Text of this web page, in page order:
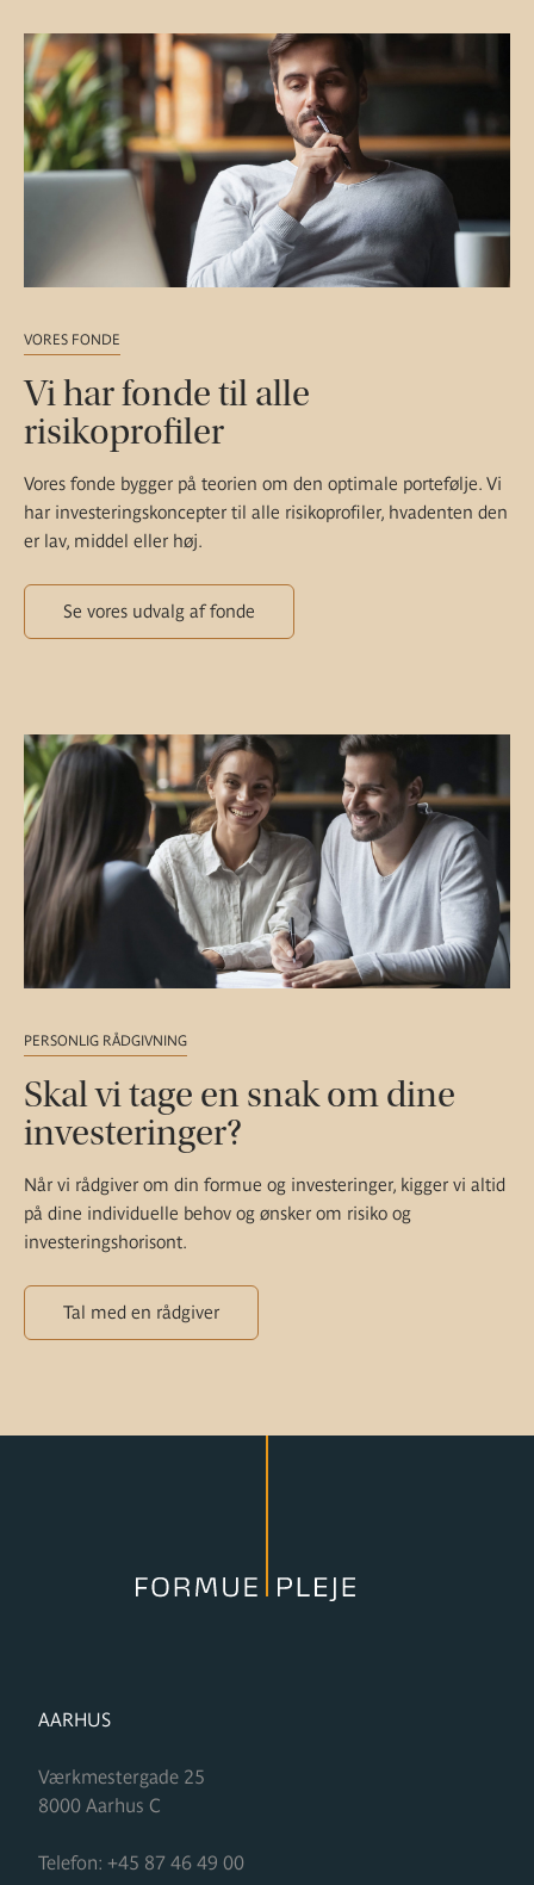
VORES FONDE
Vi har fonde til alle
risikoprofiler
Vores fonde bygger på teorien om den optimale portefølje. Vi
har investeringskoncepter til alle risikoprofiler, hvadenten den
er lav, middel eller høj.
Se vores udvalg af fonde
PERSONLIG RÅDGIVNING
Skal vi tage en snak om dine
investeringer?
Når vi rådgiver om din formue og investeringer, kigger vi altid
på dine individuelle behov og ønsker om risiko og
investeringshorisont.
Tal med en rådgiver
FORMUPLEJE
AARHUS
Værkmestergade 25
8000 Aarhus C
Telefon: +45 87 46 49 00